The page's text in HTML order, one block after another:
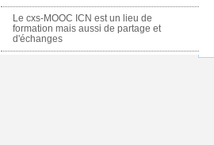
Le cxs-MOOC ICN est un lieu de
formation mais aussi de partage et
d'échanges